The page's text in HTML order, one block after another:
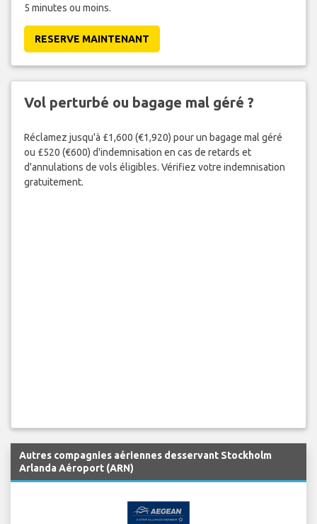
5 minutes ou moins.
RESERVE MAINTENANT
Vol perturbé ou bagage mal géré ?
Réclamez jusqu'à £1,600 (€1,920) pour un bagage mal géré
ou £520 (€600) d'indemnisation en cas de retards et
d'annulations de vols éligibles. Vérifiez votre indemnisation
gratuitement.
Autres compagnies aériennes desservant Stockholm
Arlanda Aéroport (ARN)